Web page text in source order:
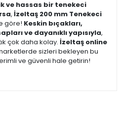
ve hassas bir tenekeci
, İzeltaş 200 mm Tenekeci
göre! Keskin bıçakları,
ve dayanıklı yapısıyla,
çok daha kolay. İzeltaş online
sizleri bekleyen bu
ve güvenli hale getirin!